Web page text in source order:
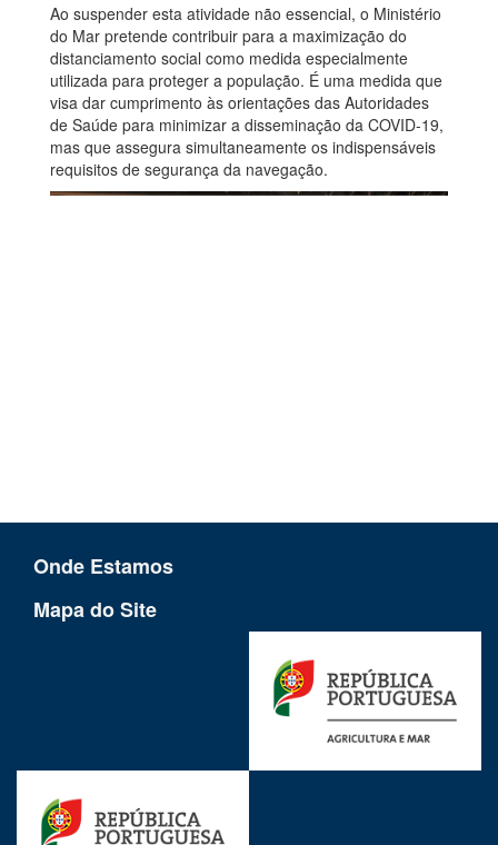
Ao suspender esta atividade não essencial, o Ministério
do Mar pretende contribuir para a maximização do
distanciamento social como medida especialmente
utilizada para proteger a população. É uma medida que
visa dar cumprimento às orientações das Autoridades
de Saúde para minimizar a disseminação da COVID-19,
mas que assegura simultaneamente os indispensáveis
requisitos de segurança da navegação.
Onde Estamos
Mapa do Site